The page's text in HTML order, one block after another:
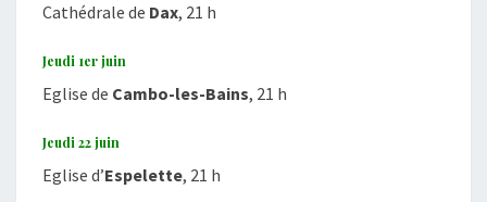
Cathédrale de Dax, 21 h
Jeudi 1er juin
Eglise de Cambo-les-Bains, 21 h
Jeudi 22 juin
Eglise d’Espelette, 21 h